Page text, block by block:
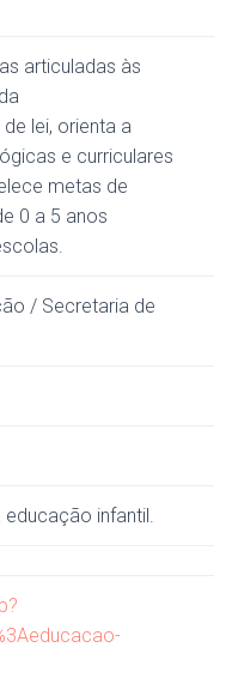
articuladas às
lei, orienta a
e curriculares
metas de
0 a 5 anos
/ Secretaria de
educação infantil.